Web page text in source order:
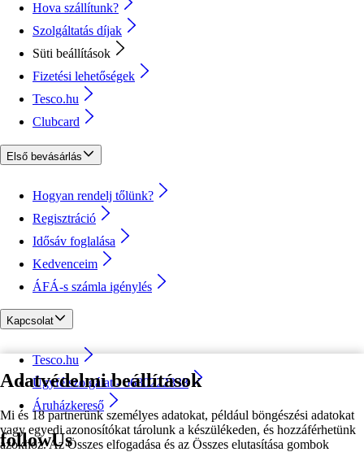
Adatvédelmi beállítások
Mi és 18 partnerünk személyes adatokat, például böngészési adatokat
vagy egyedi azonosítókat tárolunk a készülékeden, és hozzáférhetünk
azokhoz. Az Összes elfogadása és az Összes elutasítása gombok
Hova szállítunk?
Szolgáltatás díjak
Süti beállítások
Fizetési lehetőségek
Tesco.hu
Clubcard
Első bevásárlás
Hogyan rendelj tőlünk?
Regisztráció
Idősáv foglalása
Kedvenceim
ÁFÁ-s számla igénylés
Kapcsolat
Tesco.hu
Ügyfélszolgálat - 0680222333
Áruházkereső
followUs